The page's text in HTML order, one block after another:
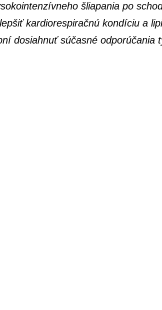
šliapania po
kardiorespiračnú kondíciu a
dosiahnuť súčasné odporúčania